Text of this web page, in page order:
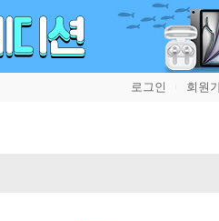
로그인 회원